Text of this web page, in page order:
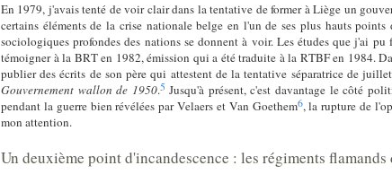
En 1979, j'avais tenté de voir clair dans la tentative de former à Liège un
certains éléments de la crise nationale belge en l'un de ses plus hauts
sociologiques profondes des nations se donnent à voir. Les études que j'ai
témoigner à la BRT en 1982, émission qui a été traduite à la RTBF en 1984.
publier des écrits de son père qui attestent de la tentative séparatrice de
Gouvernement wallon de 1950.5 Jusqu'à présent, c'est davantage le côté
pendant la guerre bien révélées par Velaers et Van Goethem6, la rupture de
mon attention.
Un deuxième point d'incandescence : les régiments flamands